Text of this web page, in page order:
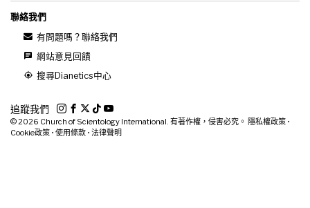
聯絡我們
有問題嗎？聯絡我們
網站意見回饋
搜尋Dianetics中心
追蹤我們
© 2026 Church of Scientology International. 有著作權，侵害必究。 隱私權政策 •
Cookie政策 • 使用條款 • 法律聲明